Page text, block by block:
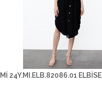
Mİ 24Y.MI.ELB.82086.01 ELBİSE